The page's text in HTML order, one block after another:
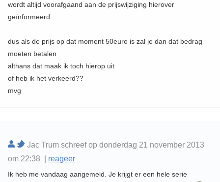
wordt altijd voorafgaand aan de prijswijziging hierover
geïnformeerd.
dus als de prijs op dat moment 50euro is zal je dan dat bedrag
moeten betalen
althans dat maak ik toch hierop uit
of heb ik het verkeerd??
mvg
Jac Trum schreef op donderdag 21 november 2013
om 22:38 | reageer
Ik heb me vandaag aangemeld. Je krijgt er een hele serie